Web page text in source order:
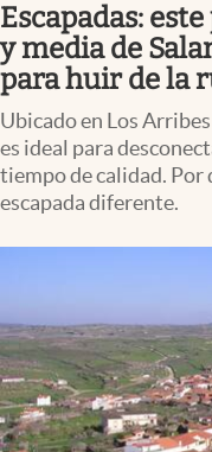
Escapadas:
y media de
para huir de la
Ubicado en Los
es ideal para
tiempo de calidad. Por
escapada diferente.